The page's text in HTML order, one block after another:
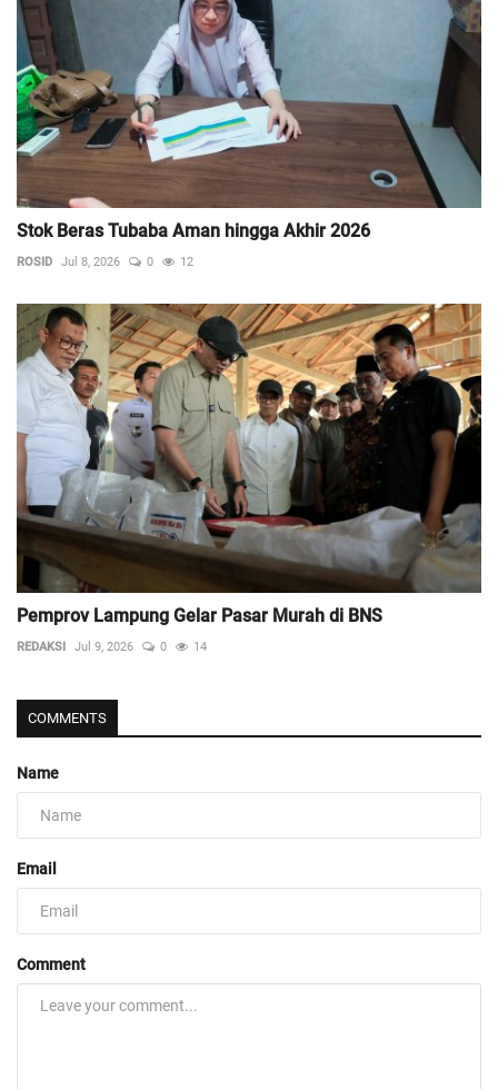
Stok Beras Tubaba Aman hingga Akhir 2026
ROSID Jul 8, 2026 0 12
Pemprov Lampung Gelar Pasar Murah di BNS
REDAKSI Jul 9, 2026 0 14
COMMENTS
Name
Email
Comment